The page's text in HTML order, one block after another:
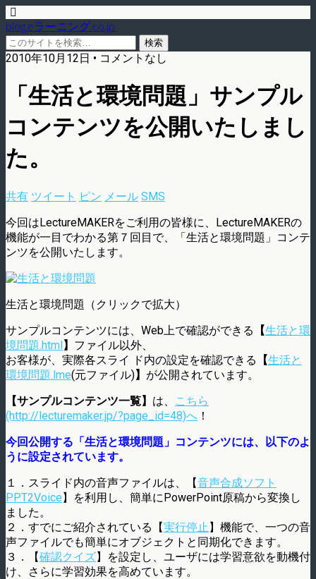
blog.eラーニング.co.jp
2010年10月12日 • コメントなし
「生活と環境問題」サンプル
コンテンツを公開いたしまし
た。
共有 ツイート ピン メール SMS
今回はLectureMAKERをご利用の皆様に、LectureMAKERの
機能が一目でわかる第７回目で、「生活と環境問題」コンテ
ンツを公開いたします。
生活と環境問題（クリックで拡大）
サンプルコンテンツには、Web上で確認ができる
【生活と環
境問題.html】 ファイル以外、
お客様が、実際各スライ ド内の設定を確認できる
【生活と
環境問題.lme(元ファイル)】 が公開されています。
【サンプルコンテンツ一覧】 は、
こちら
(http://lecturemaker.jp/?page_id=48)へ ！
今回公開する「生活と環境問題」コンテンツには、以下のよ
うに設定されています。
１．スライド内の音声ファイルは、【音声合成ソフト
PPT2Voice】を利用し、簡単にPowerPoint原稿から変換し
ました。
２．すでにご紹介されている【実行停止】機能で、 一つの音
声ファイルでも簡単にオブジェクトと同期化できます。
３．【確認クイズ】を設定し、ユーザには学習意欲を動機付
け、さらに学習効果を高めています。